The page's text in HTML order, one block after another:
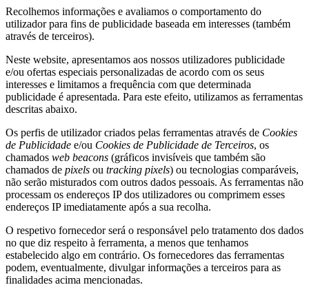
Recolhemos informações e avaliamos o comportamento do
utilizador para fins de publicidade baseada em interesses (também
através de terceiros).
Neste website, apresentamos aos nossos utilizadores publicidade
e/ou ofertas especiais personalizadas de acordo com os seus
interesses e limitamos a frequência com que determinada
publicidade é apresentada. Para este efeito, utilizamos as ferramentas
descritas abaixo.
Os perfis de utilizador criados pelas ferramentas através de Cookies
de Publicidade e/ou Cookies de Publicidade de Terceiros, os
chamados web beacons (gráficos invisíveis que também são
chamados de pixels ou tracking pixels) ou tecnologias comparáveis,
não serão misturados com outros dados pessoais. As ferramentas não
processam os endereços IP dos utilizadores ou comprimem esses
endereços IP imediatamente após a sua recolha.
O respetivo fornecedor será o responsável pelo tratamento dos dados
no que diz respeito à ferramenta, a menos que tenhamos
estabelecido algo em contrário. Os fornecedores das ferramentas
podem, eventualmente, divulgar informações a terceiros para as
finalidades acima mencionadas.